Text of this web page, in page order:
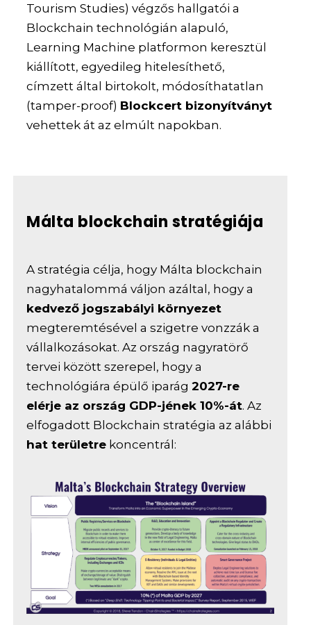
Tourism Studies) végzős hallgatói a
Blockchain technológián alapuló,
Learning Machine platformon keresztül
kiállított, egyedileg hitelesíthető,
címzett által birtokolt, módosíthatatlan
(tamper-proof) Blockcert bizonyítványt
vehettek át az elmúlt napokban.
Málta blockchain stratégiája
A stratégia célja, hogy Málta blockchain
nagyhatalommá váljon azáltal, hogy a
kedvező jogszabályi környezet
megteremtésével a szigetre vonzzák a
vállalkozásokat. Az ország nagyratörő
tervei között szerepel, hogy a
technológiára épülő iparág2027-re
elérje az ország GDP-jének 10%-át. Az
elfogadott Blockchain stratégia az alábbi
hat területre koncentrál: